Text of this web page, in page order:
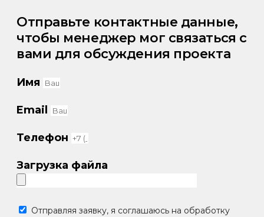
Отправьте контактные данные,
чтобы менеджер мог связаться с
вами для обсуждения проекта
Имя
Email
Телефон
Загрузка файла
Отправляя заявку, я соглашаюсь на обработку